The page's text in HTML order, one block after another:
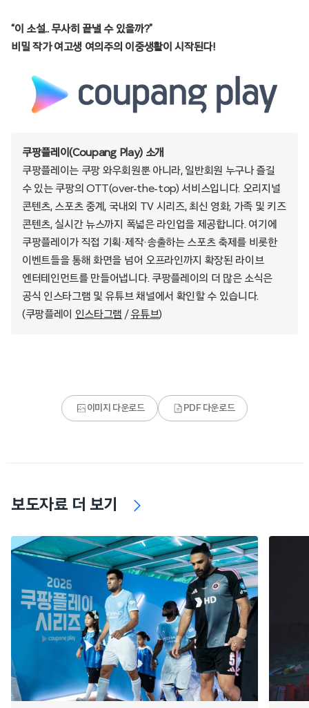
“이 소설.. 무사히 끝낼 수 있을까?”
비밀 작가 여고생 여의주의 이중생활이 시작된다!
쿠팡플레이(Coupang Play) 소개
쿠팡플레이는 쿠팡 와우회원뿐 아니라, 일반회원 누구나 즐길
수 있는 쿠팡의 OTT(over-the-top) 서비스입니다. 오리지널
콘텐츠, 스포츠 중계, 국내외 TV 시리즈, 최신 영화, 가족 및 키즈
콘텐츠, 실시간 뉴스까지 폭넓은 라인업을 제공합니다. 여기에
쿠팡플레이가 직접 기획·제작·송출하는 스포츠 축제를 비롯한
이벤트들을 통해 화면을 넘어 오프라인까지 확장된 라이브
엔터테인먼트를 만들어냅니다. 쿠팡플레이의 더 많은 소식은
공식 인스타그램 및 유튜브 채널에서 확인할 수 있습니다.
(쿠팡플레이 인스타그램 /유튜브)
이미지 다운로드 PDF 다운로드
보도자료 더 보기